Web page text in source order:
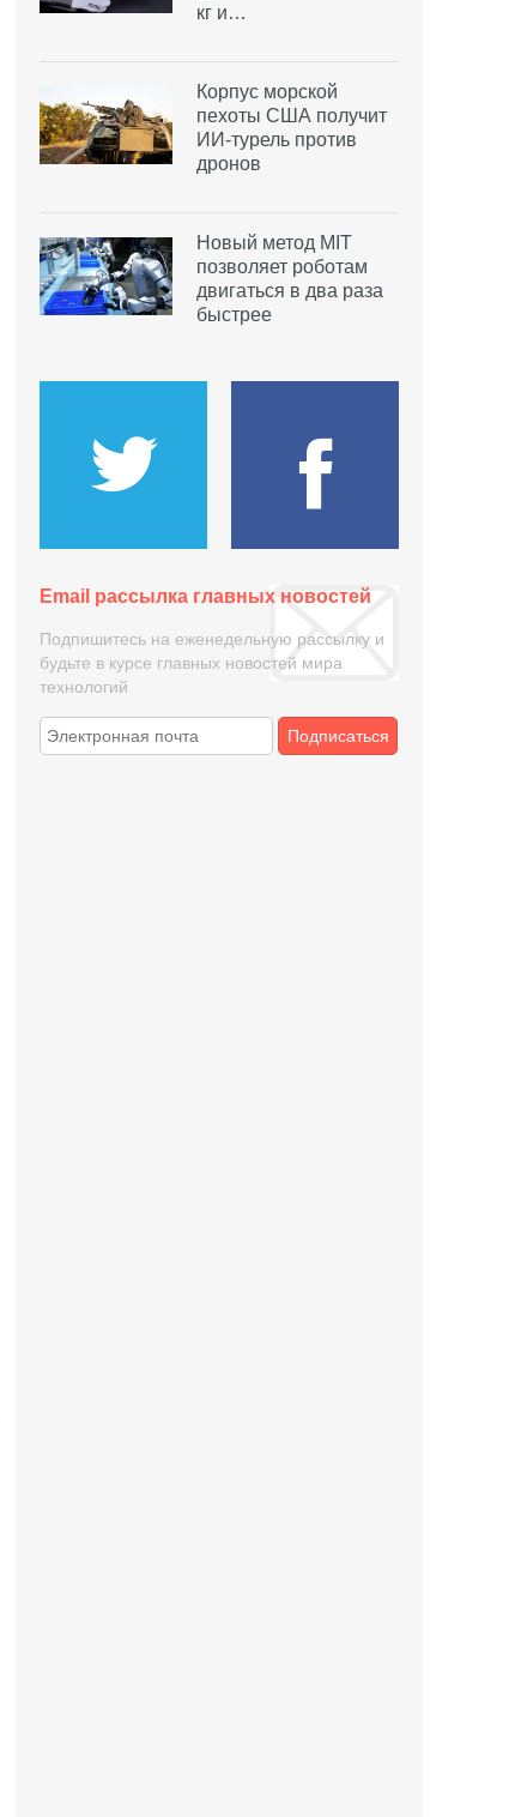
кг и…
Корпус морской
пехоты США получит
ИИ-турель против
дронов
Новый метод MIT
позволяет роботам
двигаться в два раза
быстрее
Email рассылка главных новостей
Подпишитесь на еженедельную рассылку и
будьте в курсе главных новостей мира
технологий
Подписаться